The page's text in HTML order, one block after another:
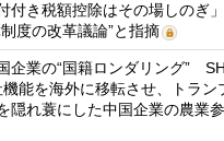
き税額控除はその場しのぎ
度の改革議論”と指摘
企業の“国籍ロンダリング”
能を海外に移転させ、トラン
れ蓑にした中国企業の農業